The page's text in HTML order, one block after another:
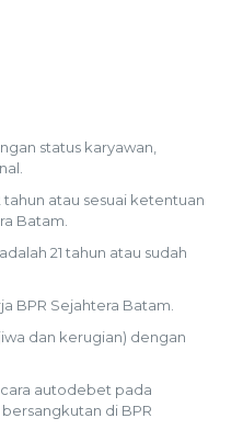
status karyawan,
tahun atau sesuai ketentuan
Batam.
21 tahun atau sudah
BPR Sejahtera Batam.
dan kerugian) dengan
autodebet pada
di BPR